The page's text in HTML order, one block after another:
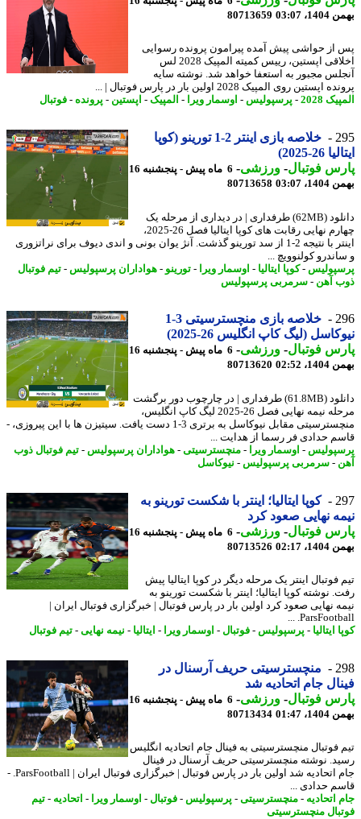
03:07
80713659
حواشی پیش آمده پیرامون پرونده رسوایی
اخلاقی اپستین، رییس کمیته المپیک 2028 لس
مجبور به استعفا خواهد شد. نوشته سایه
روی المپیک 2028 اولین بار در پارس فوتبال | ...
2028
-پرسپولیس-اوسمار ویرا -المپیک-اپستین-پرونده -فوتبال
خلاصه بازی اینتر 2-1 تورینو (کوپا
26-2025)
فوتبال-ورزشی-
6 ماه پیش - پنجشنبه 16
03:07
80713658
دانلود (62MB) طرفداری | در دیداری از مرحله یک
چهارم نهایی رقابت های کوپا ایتالیا فصل 26-2025،
اینتر با نتیجه 2-1 از سد تورینو گذشت. آنژ یوان بونی و اندی دیوف برای نراتزوری
کولنوویچ ...
-کوپا ایتالیا -اوسمار ویرا -تورینو- هواداران پرسپولیس-تیم فوتبال
آهن -سرمربی پرسپولیس
خلاصه بازی منچسترسیتی 3-1
(لیگ کاپ انگلیس 26-2025)
فوتبال-ورزشی-
6 ماه پیش - پنجشنبه 16
02:52
80713620
دانلود (61.8MB) طرفداری | در چارچوب دور برگشت
مرحله نیمه نهایی فصل 26-2025 لیگ کاپ انگلیس،
منچسترسیتی مقابل نیوکاسل به برتری 3-1 دست یافت. سیتیزن ها با این پیروزی، -
حدادی فر رسما از هدایت ...
-اوسمار ویرا -منچسترسیتی-هواداران پرسپولیس-تیم فوتبال ذوب
-سرمربی پرسپولیس-نیوکاسل
کوپا ایتالیا؛ اینتر با شکست تورینو به
نهایی صعود کرد
فوتبال-ورزشی-
6 ماه پیش - پنجشنبه 16
02:17
80713526
فوتبال اینتر یک مرحله دیگر در کوپا ایتالیا پیش
نوشته کوپا ایتالیا؛ اینتر با شکست تورینو به
نهایی صعود کرد اولین بار در پارس فوتبال | خبرگزاری فوتبال ایران |
-پرسپولیس-فوتبال-اوسمار ویرا -ایتالیا -نیمه نهایی-تیم فوتبال
منچسترسیتی حریف آرسنال در
جام اتحادیه شد
فوتبال-ورزشی-
6 ماه پیش - پنجشنبه 16
01:47
80713434
فوتبال منچسترسیتی به فینال جام اتحادیه انگلیس
نوشته منچسترسیتی حریف آرسنال در فینال
جام اتحادیه شد اولین بار در پارس فوتبال | خبرگزاری فوتبال ایران | ParsFootball. -
حدادی ...
اتحادیه-منچسترسیتی-پرسپولیس-فوتبال-اوسمار ویرا -اتحادیه-تیم
منچسترسیتی